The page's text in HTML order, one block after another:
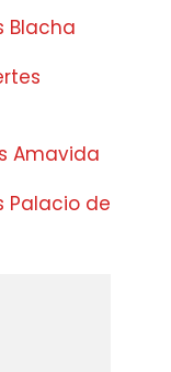
Blacha
Amavida
Palacio de